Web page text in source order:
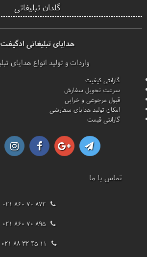
گلدان تبلیغاتی
هدایای تبلیغاتی ادگیفت
واردات و تولید انواع هدایای
گارانتی کیفیت
سرعت تحویل سفارش
قبول مرجوعی و خرابی
امکان تولید هدایای سفارشی
گارانتی قیمت
تماس با ما
021 860 70 872
021 860 70 895
021 88 32 45 11